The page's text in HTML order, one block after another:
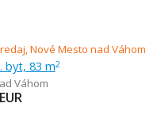
byt, 83 m2
Váhom
EUR